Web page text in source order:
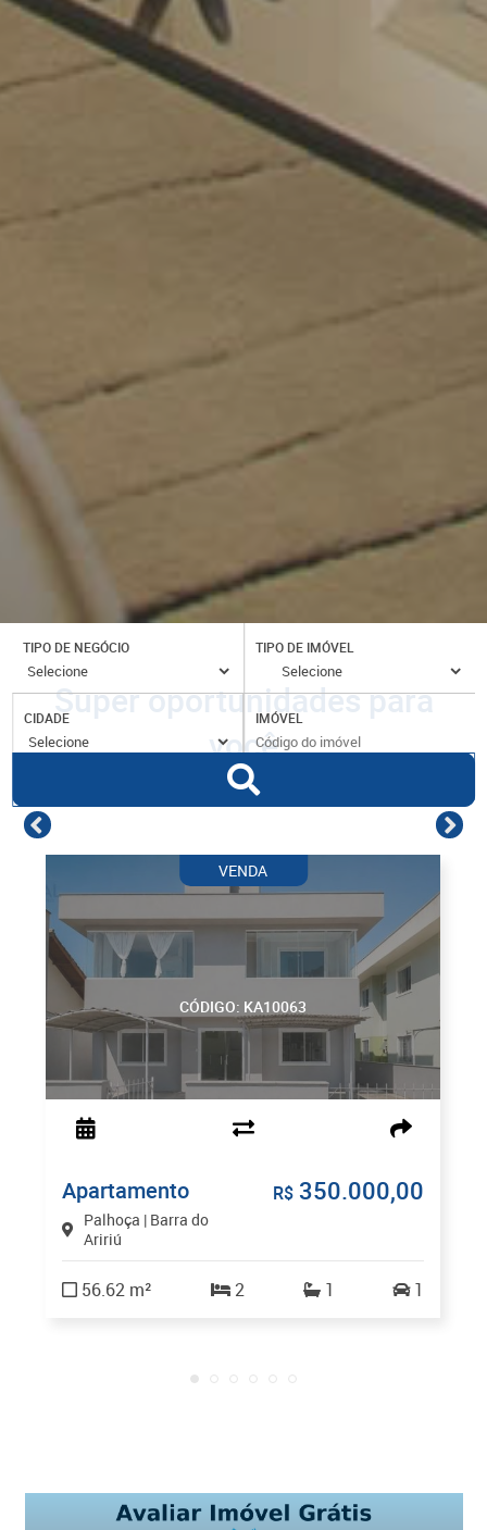
TIPO DE NEGÓCIO TIPO DE IMÓVEL
CIDADE IMÓVEL
Super oportunidades para
você
CÓDIGO: KA10063
VENDA
Apartamento
Palhoça | Barra do
Aririú
R$ 350.000,00
56.62 m² 2 1 1